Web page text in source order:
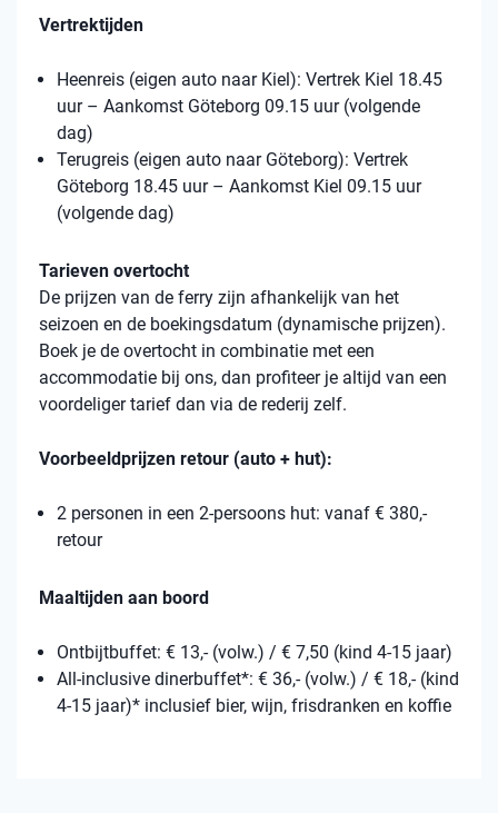
Vertrektijden
Heenreis (eigen auto naar Kiel): Vertrek Kiel 18.45
uur – Aankomst Göteborg 09.15 uur (volgende
dag)
Terugreis (eigen auto naar Göteborg): Vertrek
Göteborg 18.45 uur – Aankomst Kiel 09.15 uur
(volgende dag)
Tarieven overtocht
De prijzen van de ferry zijn afhankelijk van het
seizoen en de boekingsdatum (dynamische prijzen).
Boek je de overtocht in combinatie met een
accommodatie bij ons, dan profiteer je altijd van een
voordeliger tarief dan via de rederij zelf.
Voorbeeldprijzen retour (auto + hut):
2 personen in een 2-persoons hut: vanaf € 380,-
retour
Maaltijden aan boord
Ontbijtbuffet: € 13,- (volw.) / € 7,50 (kind 4-15 jaar)
All-inclusive dinerbuffet*: € 36,- (volw.) / € 18,- (kind
4-15 jaar)* inclusief bier, wijn, frisdranken en koffie